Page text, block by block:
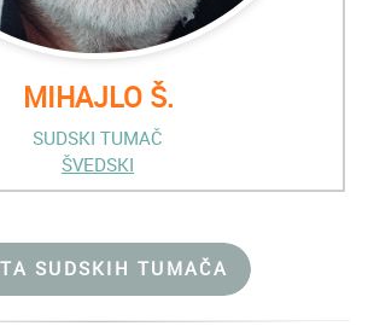
MIHAJLO Š.
SUDSKI TUMAČ
ŠVEDSKI
SUDSKIH TUMAČA